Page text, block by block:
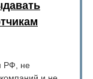
РФ, не